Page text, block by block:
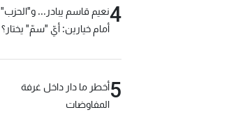
4نعيم قاسم يبادر... و"الحزب"
أمام خيارين: أيّ "سمّ" يختار؟
5أخطر ما دار داخل غرفة
المفاوضات